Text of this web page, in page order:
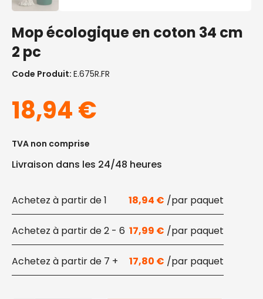
Mop écologique en coton 34 cm
2 pc
Code Produit: E.675R.FR
18,94€
TVA non comprise
Livraison dans les 24/48 heures
1 18,94 €
2 - 6 17,99 €
7 + 17,80 €